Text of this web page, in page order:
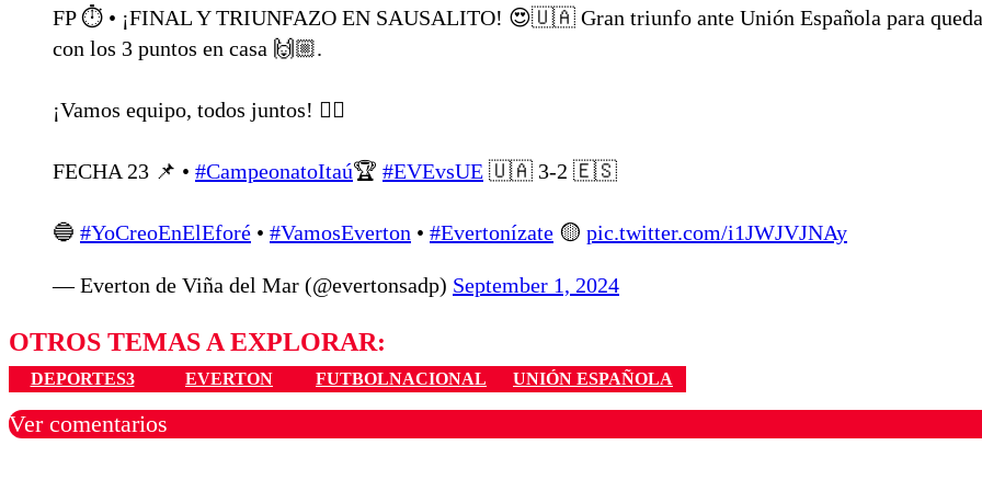
FP ⏱️ • ¡FINAL Y TRIUNFAZO EN SAUSALITO! 😍🇺🇦 Gran triunfo ante Unión Española para
con los 3 puntos en casa 🙌🏼.
¡Vamos equipo, todos juntos! ❤️‍🔥
FECHA 23 📌 • #CampeonatoItaú🏆 #EVEvsUE 🇺🇦 3-2 🇪🇸
🔵 #YoCreoEnElEforé • #VamosEverton • #Evertonízate 🟡 pic.twitter.com/i1JWJVJNAy
— Everton de Viña del Mar (@evertonsadp) September 1, 2024
OTROS TEMAS A EXPLORAR:
DEPORTES3 EVERTON FUTBOLNACIONAL UNIÓN ESPAÑOLA
Ver comentarios